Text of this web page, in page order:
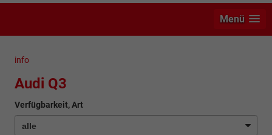
Menü
info
Audi Q3
Verfügbarkeit, Art